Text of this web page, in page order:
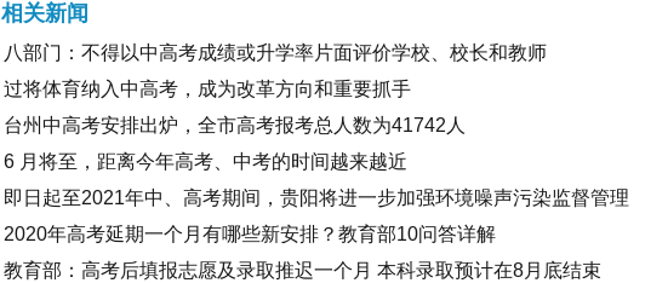
相关新闻
八部门：不得以中高考成绩或升学率片面评价学校、校长和教师
过将体育纳入中高考，成为改革方向和重要抓手
台州中高考安排出炉，全市高考报考总人数为41742人
6 月将至，距离今年高考、中考的时间越来越近
即日起至2021年中、高考期间，贵阳将进一步加强环境噪声污染监督管理
2020年高考延期一个月有哪些新安排？教育部10问答详解
教育部：高考后填报志愿及录取推迟一个月 本科录取预计在8月底结束